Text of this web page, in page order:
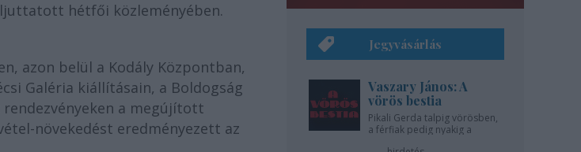
hétfői közleményében.
azon belül a Kodály Központban,
Galéria kiállításain, a Boldogság
a megújított
növekedést eredményezett az
Jegyvásárlás
Vaszary János: A
vörös bestia
Pikali Gerda talpig vörösben,
a férfiak pedig nyakig a